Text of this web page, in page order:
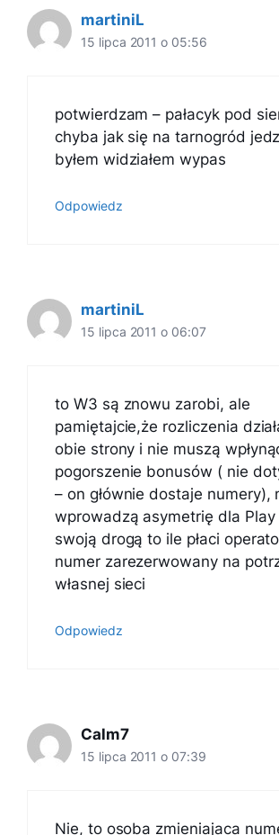
martiniL
15 lipca 2011 o 05:56
potwierdzam – pałacyk pod
chyba jak się na tarnogród
byłem widziałem wypas
Odpowiedz
martiniL
15 lipca 2011 o 06:07
to W3 są znowu zarobi, ale
pamiętajcie,że rozliczenia
obie strony i nie muszą
pogorszenie bonusów ( nie
– on głównie dostaje numery),
wprowadzą asymetrię dla Play
swoją drogą to ile płaci
numer zarezerwowany na
własnej sieci
Odpowiedz
Calm7
15 lipca 2011 o 07:39
Nie, to osoba zmieniajaca